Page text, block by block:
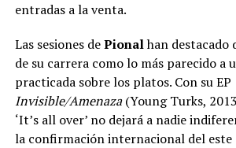
entradas a la venta.
Las sesiones dePionalhan destacado
de su carrera como lo más parecido a
practicada sobre los platos. Con su EP
Invisible/Amenaza(Young Turks,
‘It’s all over’ no dejará a nadie
la confirmación internacional del este